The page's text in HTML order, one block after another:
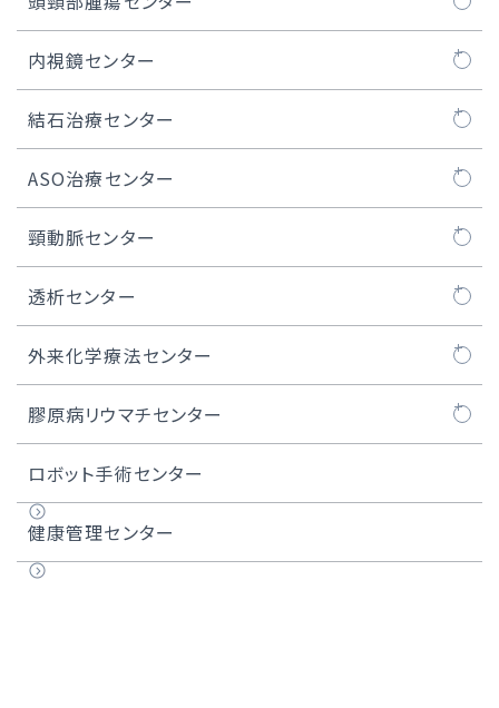
iASD（医原性心房中隔欠損）閉鎖術
医師紹介
MICS、ロボット手術における人工心肺装置
低侵襲心臓手術センター長のご紹介
症例実績
腹部大動脈瘤の治療
ICD / CRT-D治療
S-ICD治療
デバイス植込み後の管理
リード抜去について
実績
頭頸部腫瘍センターについて
頭頸部良性腫瘍
口腔がん
咽頭がん
喉頭がん
上顎洞がん
唾液腺がん
甲状腺がん
頭頸部アルミノックス治療
内視鏡センター
内視鏡センターについて
内視鏡治療
医師紹介
内視鏡センター長のご紹介
結石治療センター
結石治療センターについて
ASO治療センター
ASO治療センターについて
閉塞性動脈硬化症
ASOの治療例
難易度の高い治療例
頸動脈センター
頸動脈センターについて
頸動脈ステント留置術
難易度の高いCAS・頸動脈ステント留置術
医師紹介
透析センター
透析センターについて
外来化学療法センター
外来化学療法センターについて
化学療法レジメン一覧
膠原病リウマチセンター
膠原病リウマチセンターについて
膠原病リウマチセンター長のご紹介
ロボット手術センター
健康管理センター